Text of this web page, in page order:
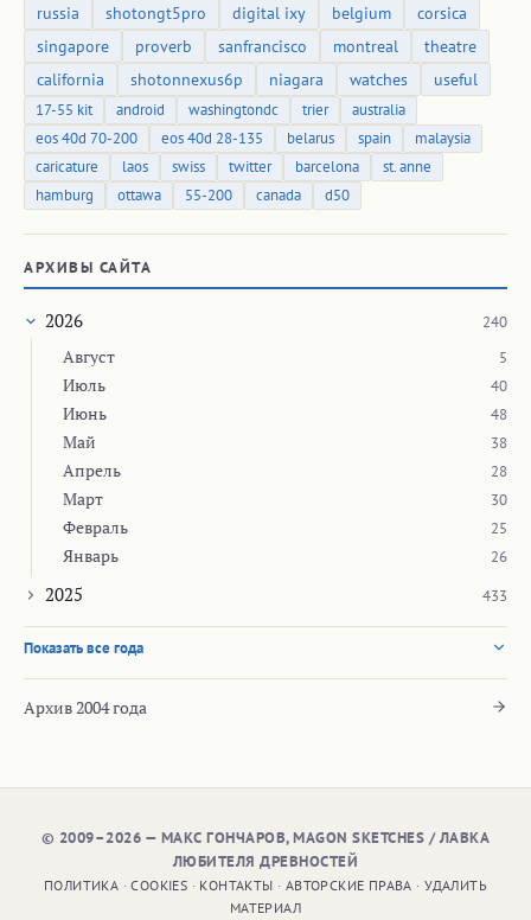
russia
shotongt5pro digital ixy belgium
corsica
singapore
proverb sanfrancisco montreal
theatre
california
shotonnexus6p niagara watches useful
17-55 kit android washingtondc trier
australia
eos 40d 70-200
eos 40d 28-135 belarus spain
malaysia
caricature
laos swiss twitter barcelona
st. anne
hamburg
ottawa 55-200 canada d50
АРХИВЫ САЙТА
2026 240
Август 5
Июль 40
Июнь 48
Май 38
Апрель 28
Март 30
Февраль 25
Январь 26
2025 433
Показать все года
Архив 2004 года
© 2009–2026 — МАКС ГОНЧАРОВ, MAGON SKETCHES / ЛАВКА
ЛЮБИТЕЛЯ ДРЕВНОСТЕЙ
ПОЛИТИКА ·COOKIES · КОНТАКТЫ · АВТОРСКИЕ ПРАВА ·УДАЛИТЬ
МАТЕРИАЛ